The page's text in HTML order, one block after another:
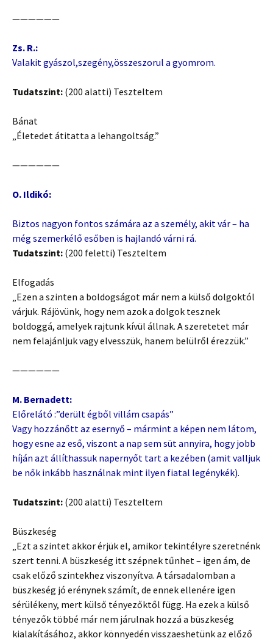
——————
Zs. R.:
Valakit gyászol,szegény,összeszorul a gyomrom.
Tudatszint: (200 alatti) Teszteltem
Bánat
„Életedet átitatta a lehangoltság.”
——————
O. Ildikó:
Biztos nagyon fontos számára az a személy, akit vár – ha
még szemerkélő esőben is hajlandó várni rá.
Tudatszint: (200 feletti) Teszteltem
Elfogadás
„Ezen a szinten a boldogságot már nem a külső dolgoktól
várjuk. Rájövünk, hogy nem azok a dolgok tesznek
boldoggá, amelyek rajtunk kívül állnak. A szeretetet már
nem felajánljuk vagy elvesszük, hanem belülről érezzük.”
——————
M. Bernadett:
Előrelátó :”derült égből villám csapás”
Vagy hozzánőtt az esernyő – mármint a képen nem látom,
hogy esne az eső, viszont a nap sem süt annyira, hogy jobb
híján azt állíthassuk napernyőt tart a kezében (amit valljuk
be nők inkább használnak mint ilyen fiatal legénykék).
Tudatszint: (200 alatti) Teszteltem
Büszkeség
„Ezt a szintet akkor érjük el, amikor tekintélyre szeretnénk
szert tenni. A büszkeség itt szépnek tűnhet – igen ám, de
csak előző szintekhez viszonyítva. A társadalomban a
büszkeség jó erénynek számít, de ennek ellenére igen
sérülékeny, mert külső tényezőktől függ. Ha ezek a külső
tényezők többé már nem járulnak hozzá a büszkeség
kialakításához, akkor könnyedén visszaeshetünk az előző